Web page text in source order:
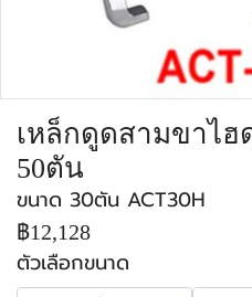
เหล็กดูดสามขาไฮ
50ตัน
ขนาด 30ตัน ACT30H
฿12,128
ตัวเลือกขนาด